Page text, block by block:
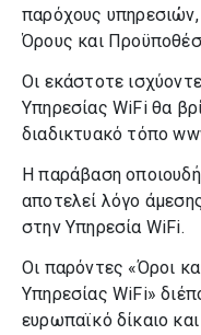
παρόχους
Όρους και
Οι εκάστοτε
Υπηρεσίας WiFi θα
διαδικτυακό τόπο
Η παράβαση
αποτελεί λόγο
στην Υπηρεσία WiFi.
Οι παρόντες «Όροι
Υπηρεσίας WiFi»
ευρωπαϊκό δίκαιο